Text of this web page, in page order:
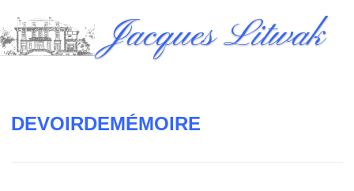
to
content
Jacques Litwak
DEVOIRDEMÉMOIRE